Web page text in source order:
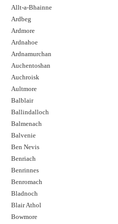
Allt-a-Bhainne
Ardbeg
Ardmore
Ardnahoe
Ardnamurchan
Auchentoshan
Auchroisk
Aultmore
Balblair
Ballindalloch
Balmenach
Balvenie
Ben Nevis
Benriach
Benrinnes
Benromach
Bladnoch
Blair Athol
Bowmore